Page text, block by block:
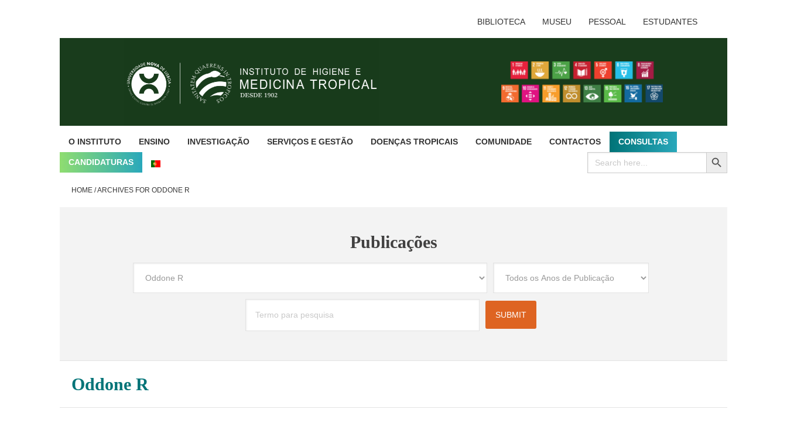
BIBLIOTECA MUSEU PESSOAL ESTUDANTES
O INSTITUTO ENSINO INVESTIGAÇÃO SERVIÇOS E GESTÃO DOENÇAS TROPICAIS COMUNIDADE CONTACTOS CONSULTAS
CANDIDATURAS
Search
for:
SEARCH BUTTON
HOME /ARCHIVES FOR ODDONE R
Publicações
Oddone R